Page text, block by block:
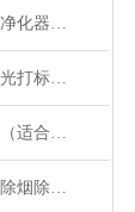
迈思赫大吸力焊锡烟雾净化器除烟除味一台搞定
烙铁焊锡烟雾净化器激光打标除尘器小型移动式烟雾净化器
大型脉冲滤筒除尘系统（适合金属切割车间）
迈思赫激光切割亚克力除烟除臭净化器-高效净化